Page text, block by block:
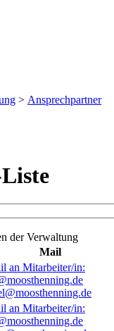
> Ansprechpartner
der Verwaltung
Mail